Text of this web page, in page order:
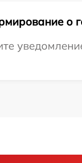
о